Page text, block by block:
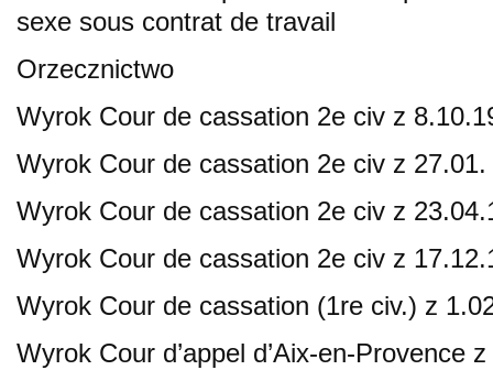
sexe sous contrat de travail
Orzecznictwo
Wyrok Cour de cassation 2e civ z
Wyrok Cour de cassation 2e civ z
Wyrok Cour de cassation 2e civ z
Wyrok Cour de cassation 2e civ z
Wyrok Cour de cassation (1re civ.) z
Wyrok Cour d’appel d’Aix-en-Provence